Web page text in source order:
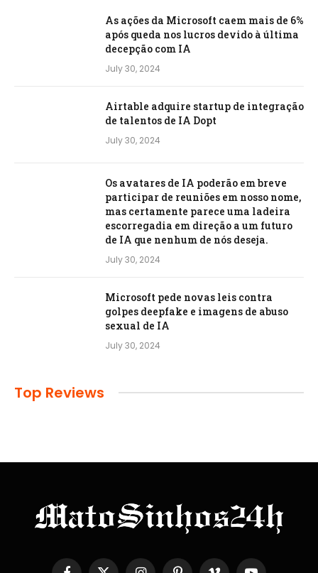
As ações da Microsoft caem mais de 6%
após queda nos lucros devido à última
decepção com IA
July 30, 2024
Airtable adquire startup de integração
de talentos de IA Dopt
July 30, 2024
Os avatares de IA poderão em breve
participar de reuniões em nosso nome,
mas certamente parece uma ladeira
escorregadia em direção a um futuro
de IA que nenhum de nós deseja.
July 30, 2024
Microsoft pede novas leis contra
golpes deepfake e imagens de abuso
sexual de IA
July 30, 2024
Top Reviews